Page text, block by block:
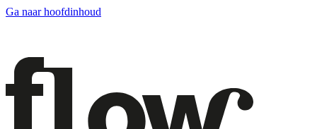
Ga naar hoofdinhoud